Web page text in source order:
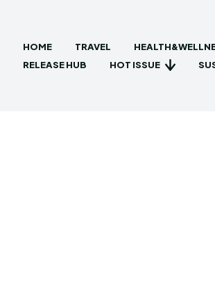
HOME TRAVEL
RELEASE HUB
HOT ISSUE